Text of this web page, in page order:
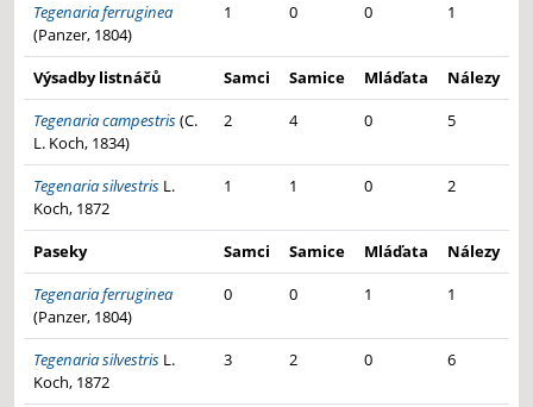
Tegenaria ferruginea
(Panzer, 1804)
1 0 0 1
Výsadby listnáčů Samci Samice Mláďata
Nálezy
Tegenaria campestris(C.
L. Koch, 1834)
2 4 0 5
Tegenaria silvestris L.
Koch, 1872
1 1 0 2
Paseky Samci Samice Mláďata
Nálezy
Tegenaria ferruginea
(Panzer, 1804)
0 0 1 1
Tegenaria silvestris L.
Koch, 1872
3 2 0 6